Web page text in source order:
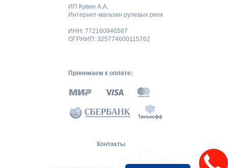
Контакты
Принимаем к оплате:
ИП Кувин А.А.
Интернет-магазин рулевых реек
ИНН: 772160946587
ОГРНИП: 325774600115762